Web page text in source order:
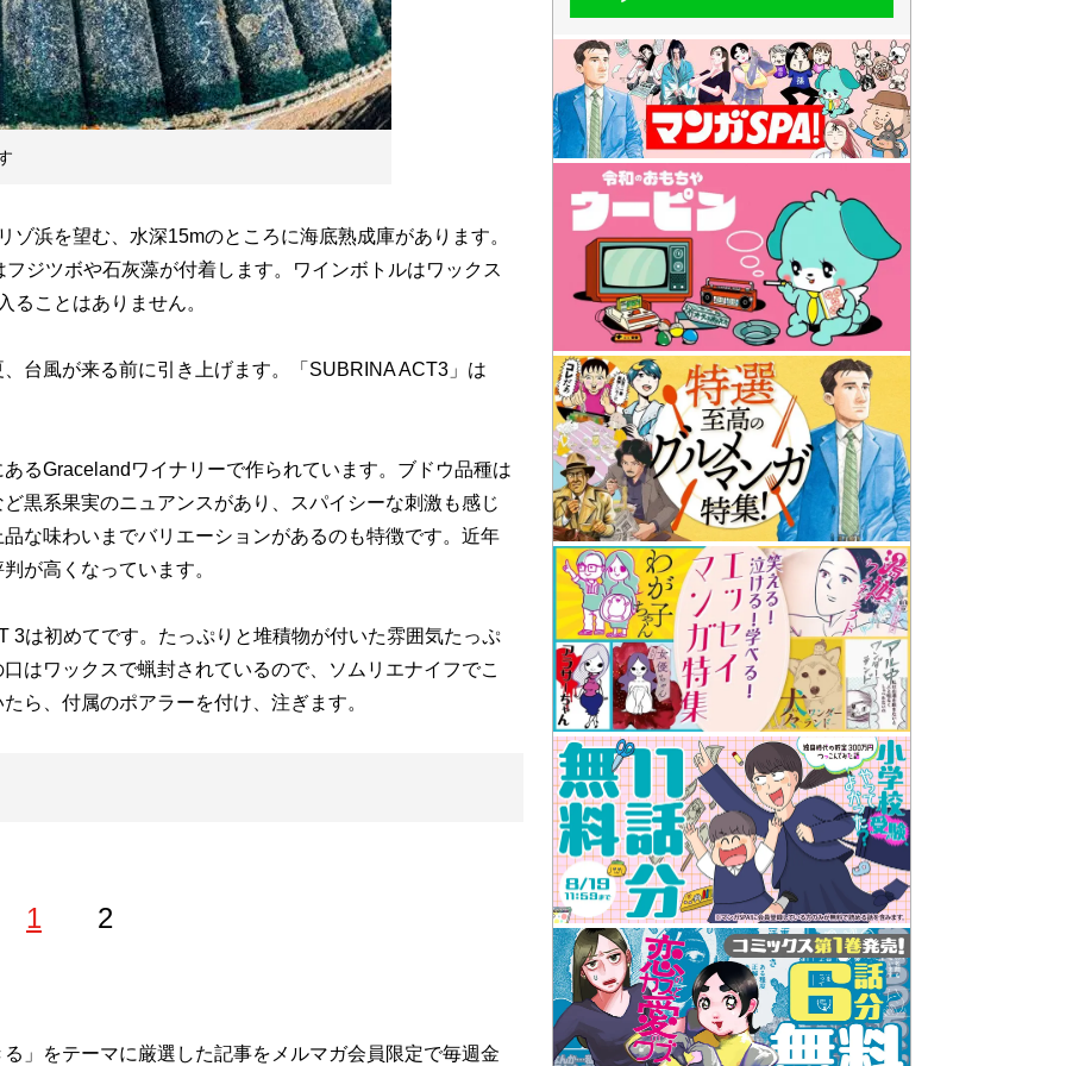
浜を望む、水深15mのところに海底熟成庫があります。
ジツボや石灰藻が付着します。ワインボトルはワックス
ることはありません。
台風が来る前に引き上げます。「SUBRINA ACT3」は
Gracelandワイナリーで作られています。ブドウ品種は
黒系果実のニュアンスがあり、スパイシーな刺激も感じ
な味わいまでバリエーションがあるのも特徴です。近年
が高くなっています。
は初めてです。たっぷりと堆積物が付いた雰囲気たっぷ
はワックスで蝋封されているので、ソムリエナイフでこ
ら、付属のポアラーを付け、注ぎます。
1 2
イターとしてデビュー。酒好きが高じて、2011年に原価
」をテーマに厳選した記事をメルマガ会員限定で毎週金